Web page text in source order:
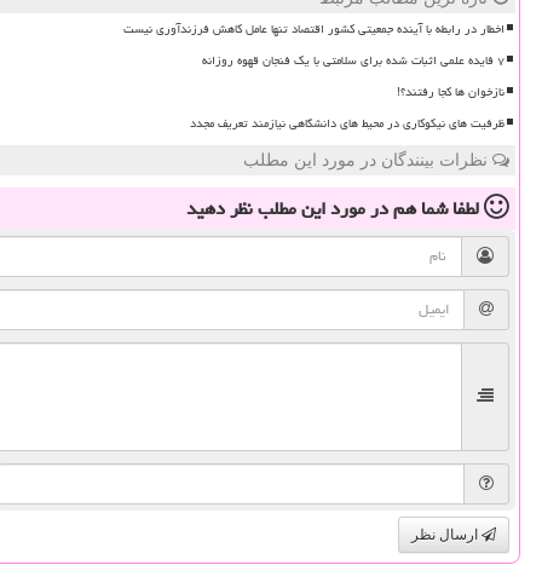
اخطار در رابطه با آینده جمعیتی کشور اقتصاد تنها عامل کاهش فرزندآوری نیست
۷ فایده علمی اثبات شده برای سلامتی با یک فنجان قهوه روزانه
نازخوان ها کجا رفتند؟!
ظرفیت های نیکوکاری در محیط های دانشگاهی نیازمند تعریف مجدد
نظرات بینندگان در مورد این مطلب
لطفا شما همدر مورد این مطلبنظر دهید
ارسال نظر